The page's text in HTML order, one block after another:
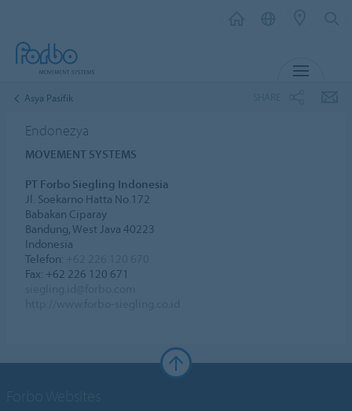
Asya Pasifik
Endonezya
MOVEMENT SYSTEMS
PT Forbo Siegling Indonesia
Jl. Soekarno Hatta No.172
Babakan Ciparay
Bandung, West Java 40223
Indonesia
Telefon:
Fax: +62 226 120 671